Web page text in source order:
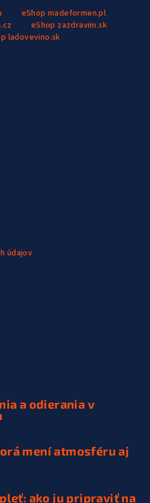
eShop madeformen.pl
eShop zazdravim.sk
ladovevino.sk
údajov
a odierania v
mení atmosféru aj
ako ju pripraviť na